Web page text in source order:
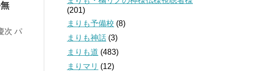
次 パ
(201)
まりも予備校 (8)
まりも神話 (3)
まりも道 (483)
まりマリ (12)